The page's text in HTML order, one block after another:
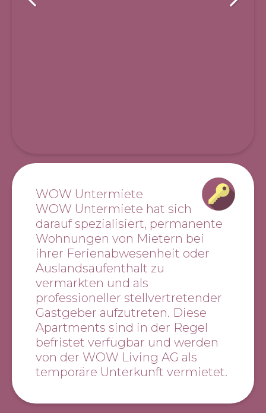
WOW Untermiete
WOW Untermiete hat sich
darauf spezialisiert, permanente
Wohnungen von Mietern bei
ihrer Ferienabwesenheit oder
Auslandsaufenthalt zu
vermarkten und als
professioneller stellvertretender
Gastgeber aufzutreten. Diese
Apartments sind in der Regel
befristet verfügbar und werden
von der WOW Living AG als
temporäre Unterkunft vermietet.